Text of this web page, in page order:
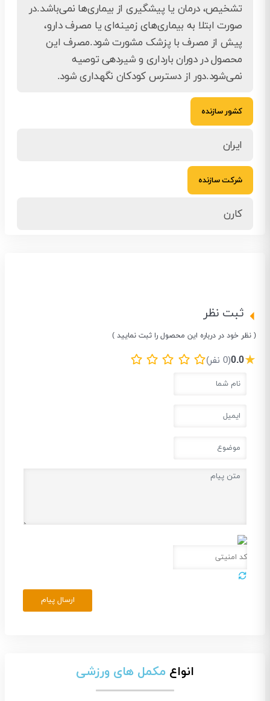
تشخیص، درمان یا پیشگیری از بیماری‌ها نمی‌باشد.در
صورت ابتلا به بیماری‌های زمینه‌ای یا مصرف دارو،
پیش از مصرف با پزشک مشورت شود.مصرف این
محصول در دوران بارداری و شیردهی توصیه
نمی‌شود.دور از دسترس کودکان نگهداری شود.
کشور سازنده
ایران
شرکت سازنده
کارن
ثبت نظر
( نظر خود در درباره این محصول را ثبت نمایید )
★
0.0(0 نفر)
ارسال پیام
انواع مکمل های ورزشی